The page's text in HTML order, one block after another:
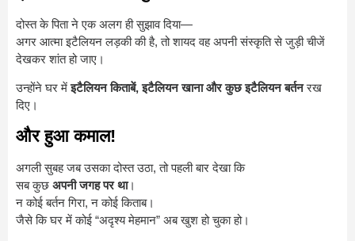
दोस्त के पिता ने एक अलग ही सुझाव दिया—
अगर आत्मा इटैलियन लड़की की है, तो शायद वह अपनी संस्कृति से जुड़ी चीजें
देखकर शांत हो जाए।
उन्होंने घर मेंइटैलियन किताबें, इटैलियन खाना और कुछ इटैलियन बर्तनरख
दिए।
और हुआ कमाल!
अगली सुबह जब उसका दोस्त उठा, तो पहली बार देखा कि
सब कुछ अपनी जगह पर था।
न कोई बर्तन गिरा, न कोई किताब।
जैसे कि घर में कोई “अदृश्य मेहमान” अब खुश हो चुका हो।